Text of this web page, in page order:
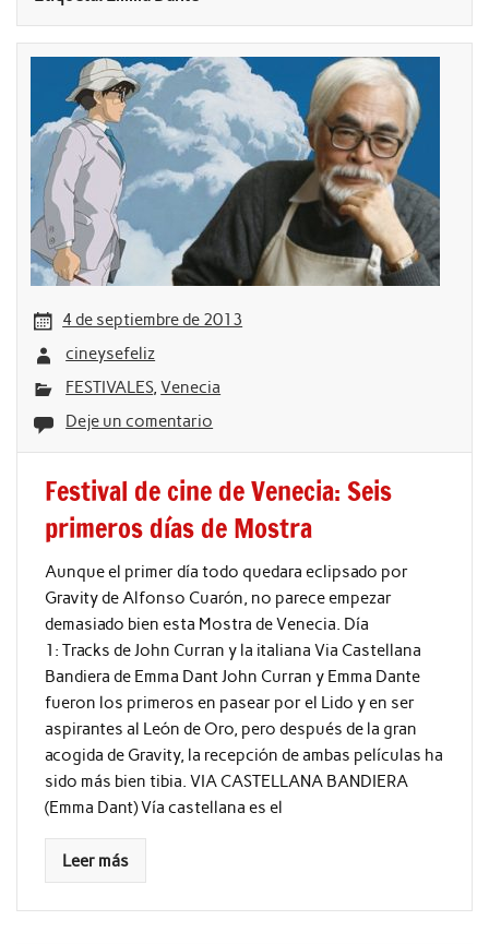
4 de septiembre de 2013
cineysefeliz
FESTIVALES,Venecia
Deje un comentario
Festival de cine de Venecia: Seis
primeros días de Mostra
Aunque el primer día todo quedara eclipsado por
Gravity de Alfonso Cuarón, no parece empezar
demasiado bien esta Mostra de Venecia. Día
1: Tracks de John Curran y la italiana Via Castellana
Bandiera de Emma Dant John Curran y Emma Dante
fueron los primeros en pasear por el Lido y en ser
aspirantes al León de Oro, pero después de la gran
acogida de Gravity, la recepción de ambas películas ha
sido más bien tibia. VIA CASTELLANA BANDIERA
(Emma Dant) Vía castellana es el
Leer más